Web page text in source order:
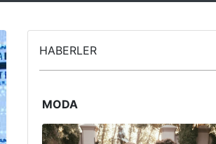
HABERLER
MODA